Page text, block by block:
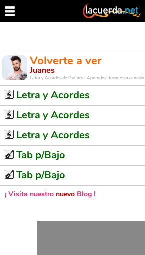
Volverte a ver
Juanes
Letra y Acordes de Guitarra. Aprende a tocar esta canción
Letra y Acordes
Letra y Acordes
Letra y Acordes
Tab p/Bajo
Tab p/Bajo
¡ Visita nuestro nuevo Blog !